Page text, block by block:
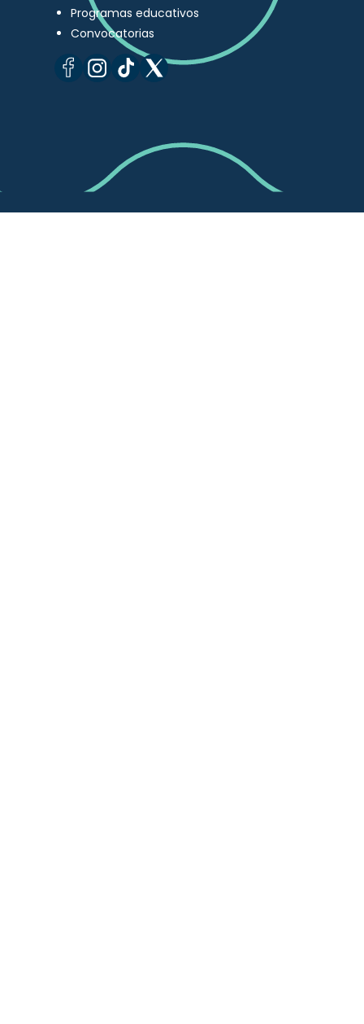
Programas educativos
Convocatorias